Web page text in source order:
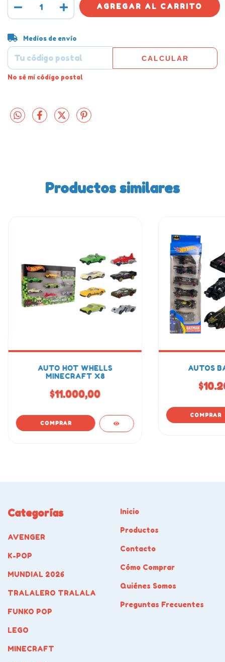
Entregas para el CP:
Medios de envío
CALCULAR
No sé mi código postal
Productos similares
AUTO HOT WHELLS
MINECRAFT X8
$11.000,00
AUTOS
Categorías
AVENGER
K-POP
MUNDIAL 2026
TRALALERO TRALALA
FUNKO POP
LEGO
MINECRAFT
Inicio
Productos
Contacto
Cómo Comprar
Quiénes Somos
Preguntas Frecuentes